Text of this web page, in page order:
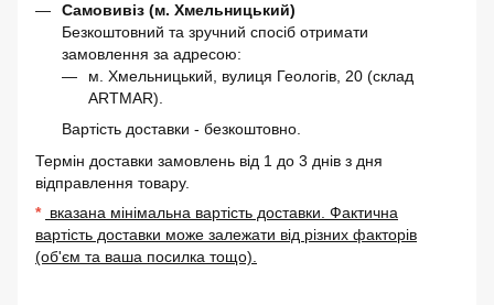
Самовивіз (м. Хмельницький)
Безкоштовний та зручний спосіб отримати
замовлення за адресою:
м. Хмельницький, вулиця Геологів, 20 (склад
ARTMAR).
Вартість доставки - безкоштовно.
Термін доставки замовлень від 1 до 3 днів з дня
відправлення товару.
* вказана мінімальна вартість доставки. Фактична
вартість доставки може залежати від різних факторів
(об'єм та ваша посилка тощо).